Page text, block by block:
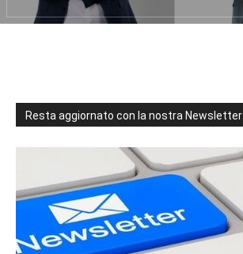
Resta aggiornato con la nostra Newsletter